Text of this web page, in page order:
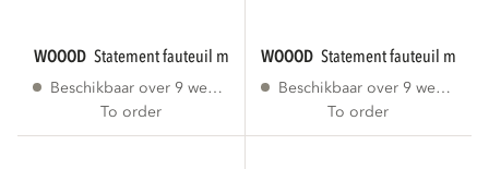
WOOOD statement fauteuil met arm lichtbruin...
Beschikbaar over 9 weken
To order
WOOOD statement fauteuil met
Beschikbaar over 9 weken
To order